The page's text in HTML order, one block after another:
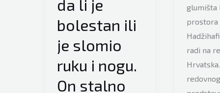
da li je
bolestan ili
je slomio
ruku i nogu.
On stalno
glumišta
prostora
radi na